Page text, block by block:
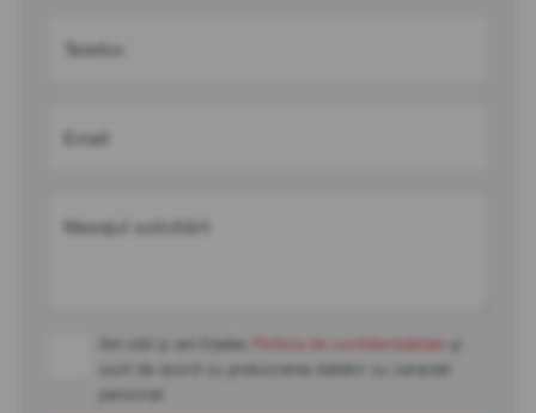
Telefon
Email
Mesajul solicitării
Am citit și am înțeles Politica de confidențialitate
sunt de acord cu prelucrarea datelor cu caracter
personal